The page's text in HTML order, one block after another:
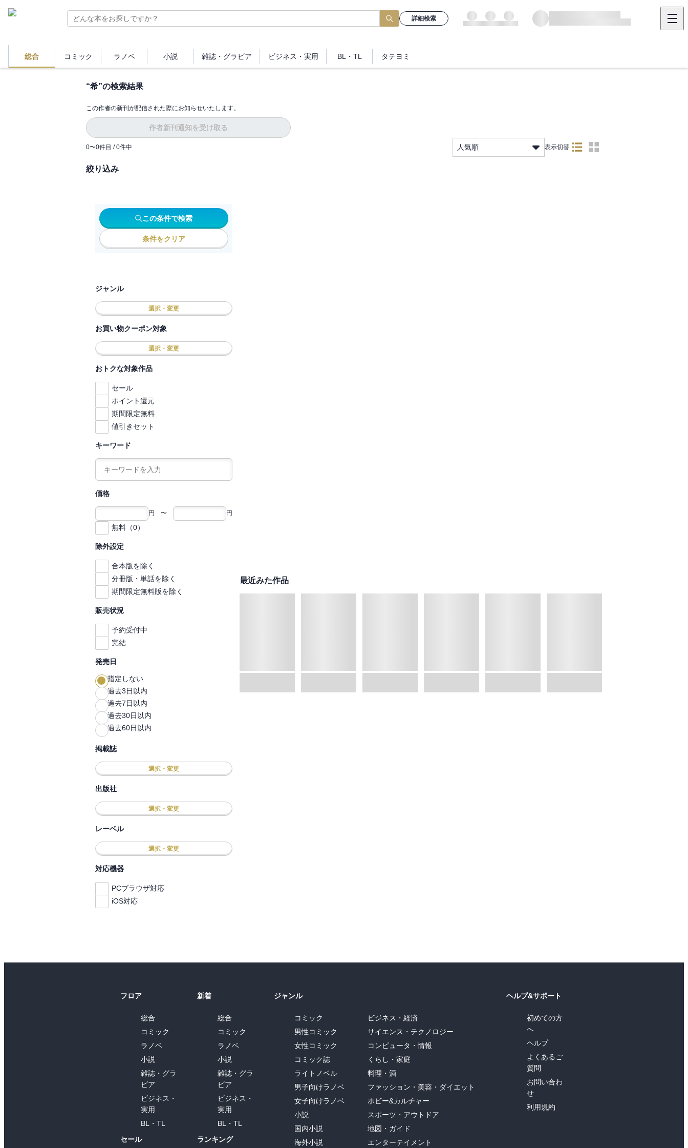
詳細検索
総合 コミック ラノベ 小説 雑誌・ グラビア ビジネス ・実用 BL・TL タテヨミ
“希”の検索結果
この作者の新刊が配信された際にお知らせいたします。
作者新刊通知を受け取る
0〜0件目 / 0件中 人気順 表示切替
絞り込み
この条件で検索
条件をクリア
ジャンル
選択・変更
お買い物クーポン対象
選択・変更
おトクな対象作品
セール
ポイント還元
期間限定無料
値引きセット
キーワード
価格
円 〜 円
無料（0）
除外設定
合本版を除く
分冊版・単話を除く
期間限定無料版を除く
販売状況
予約受付中
完結
発売日
指定しない
過去3日以内
過去7日以内
過去30日以内
過去60日以内
掲載誌
選択・変更
出版社
選択・変更
レーベル
選択・変更
対応機器
PCブラウザ対応
iOS対応
最近みた作品
フロア
総合
コミック
ラノベ
小説
雑誌・グラ
ビア
ビジネス・
実用
BL・TL
セール
新着
総合
コミック
ラノベ
小説
雑誌・グラ
ビア
ビジネス・
実用
BL・TL
ランキング
ジャンル
コミック
男性コミック
女性コミック
コミック誌
ライトノベル
男子向けラノベ
女子向けラノベ
小説
国内小説
海外小説
ビジネス・経済
サイエンス・テクノロジー
コンピュータ・情報
くらし・家庭
料理・酒
ファッション・美容・ダイエット
ホビー&カルチャー
スポーツ・アウトドア
地図・ガイド
エンターテイメント
ヘルプ&サポート
初めての方
へ
ヘルプ
よくあるご
質問
お問い合わ
せ
利用規約